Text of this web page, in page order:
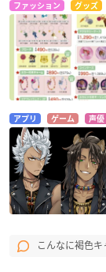
ファッション グッズ
アプリ ゲーム 声優
こんなに褐色キ